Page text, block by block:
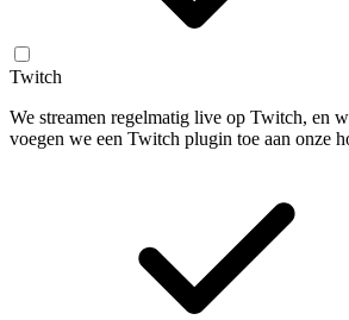
Twitch
We streamen regelmatig live op Twitch, en
voegen we een Twitch plugin toe aan onze